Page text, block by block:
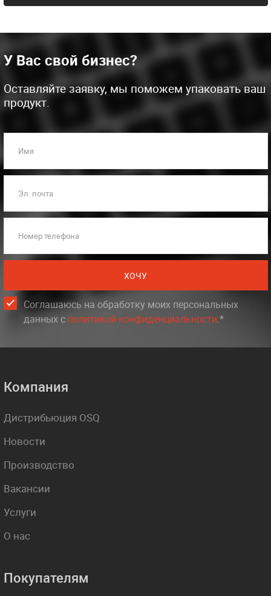
У Вас свой бизнес?
Оставляйте заявку, мы поможем упаковать ваш
продукт.
Имя
Эл. почта
Номер телефона
ХОЧУ
Соглашаюсь на обработку моих персональных
данных c политикой конфиденциальности.*
Компания
Дистрибьюция OSQ
Новости
Производство
Вакансии
Услуги
О нас
Покупателям